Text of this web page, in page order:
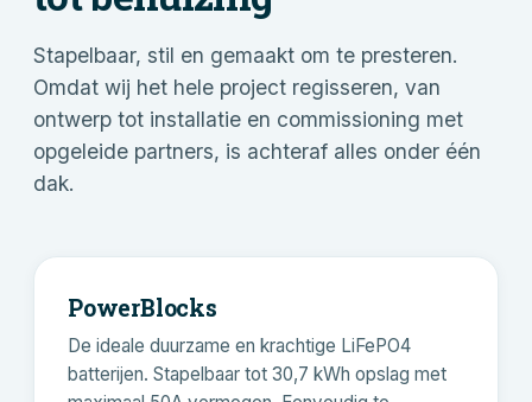
Stapelbaar, stil en gemaakt om te presteren.
Omdat wij het hele project regisseren, van
ontwerp tot installatie en commissioning met
opgeleide partners, is achteraf alles onder één
dak.
PowerBlocks
De ideale duurzame en krachtige LiFePO4
batterijen. Stapelbaar tot 30,7 kWh opslag met